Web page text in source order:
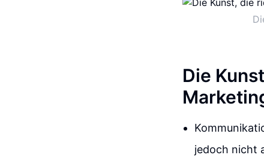
Die
jedoch nicht